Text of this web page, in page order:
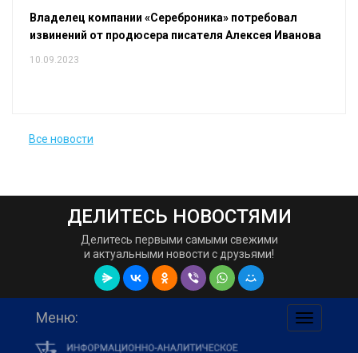
Владелец компании «Сереброника» потребовал
извинений от продюсера писателя Алексея Иванова
10.09.2023
Все новости
ДЕЛИТЕСЬ НОВОСТЯМИ
Делитесь первыми самыми свежими
и актуальными новости с друзьями!
по
Меню: